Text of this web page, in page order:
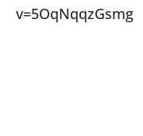
v=5OqNqqzGsmg